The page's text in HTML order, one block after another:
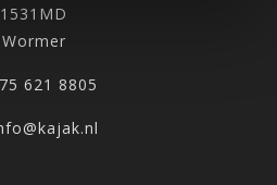
1531MD
Wormer
621 8805